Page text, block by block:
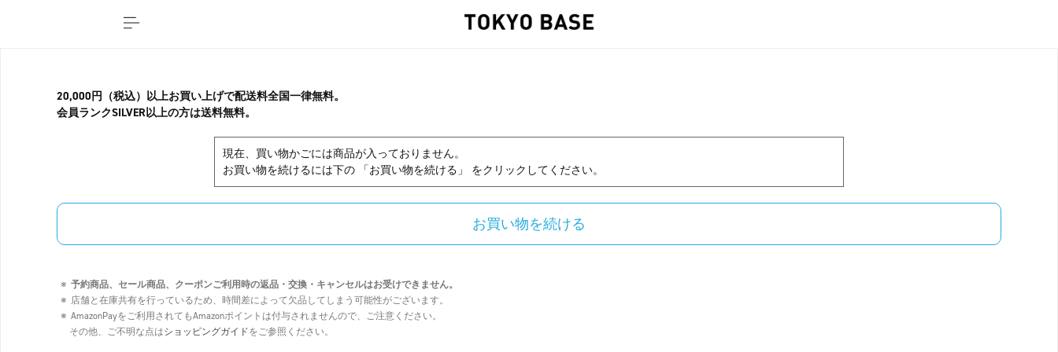
20,000円（税込）以上お買い上げで配送料全国一律無料。
会員ランクSILVER以上の方は送料無料。
現在、買い物かごには商品が入っておりません。
お買い物を続けるには下の 「お買い物を続ける」 をクリックしてください。
予約商品、セール商品、クーポンご利用時の返品・交換・キャンセルはお受けできません。
店舗と在庫共有を行っているため、時間差によって欠品してしまう可能性がございます。
AmazonPayをご利用されてもAmazonポイントは付与されませんので、ご注意ください。
その他、ご不明な点はショッピングガイドをご参照ください。